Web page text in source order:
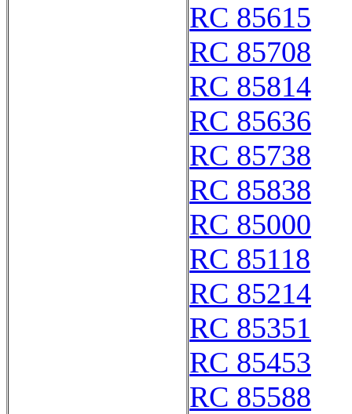
RC 85615
RC 85708
RC 85814
RC 85636
RC 85738
RC 85838
RC 85000
RC 85118
RC 85214
RC 85351
RC 85453
RC 85588